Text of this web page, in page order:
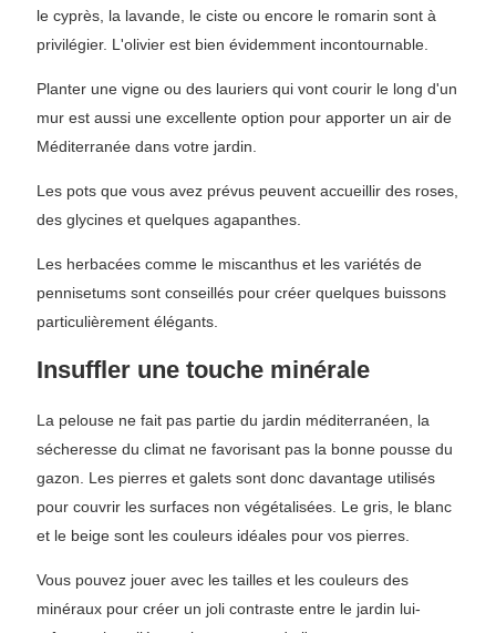
le cyprès, la lavande, le ciste ou encore le romarin sont à
privilégier. L'olivier est bien évidemment incontournable.
Planter une vigne ou des lauriers qui vont courir le long d'un
mur est aussi une excellente option pour apporter un air de
Méditerranée dans votre jardin.
Les pots que vous avez prévus peuvent accueillir des roses,
des glycines et quelques agapanthes.
Les herbacées comme le miscanthus et les variétés de
pennisetums sont conseillés pour créer quelques buissons
particulièrement élégants.
Insuffler une touche minérale
La pelouse ne fait pas partie du jardin méditerranéen, la
sécheresse du climat ne favorisant pas la bonne pousse du
gazon. Les pierres et galets sont donc davantage utilisés
pour couvrir les surfaces non végétalisées. Le gris, le blanc
et le beige sont les couleurs idéales pour vos pierres.
Vous pouvez jouer avec les tailles et les couleurs des
minéraux pour créer un joli contraste entre le jardin lui-